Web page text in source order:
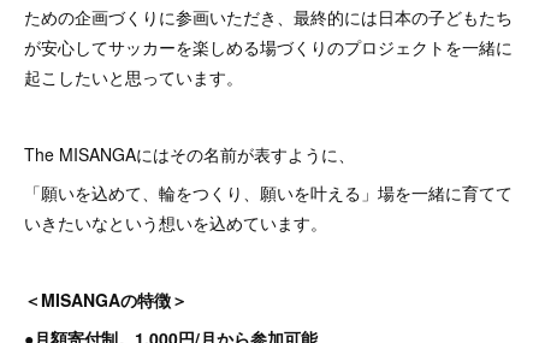
ための企画づくりに参画いただき、最終的には日本の子どもたち
が安心してサッカーを楽しめる場づくりのプロジェクトを一緒に
起こしたいと思っています。
The MISANGAにはその名前が表すように、
「願いを込めて、輪をつくり、願いを叶える」場を一緒に育てて
いきたいなという想いを込めています。
＜MISANGAの特徴＞
●月額寄付制。1,000円/月から参加可能